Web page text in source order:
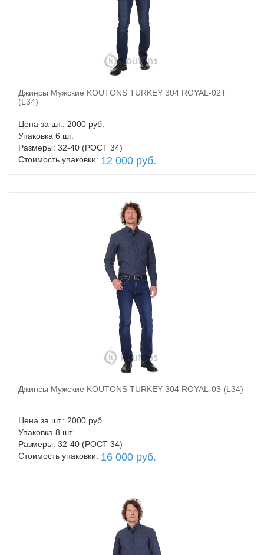
В корзину
Джинсы Мужские KOUTONS TURKEY 304 ROYAL-02T
(L34)
Цена за шт.: 2000 руб.
Упаковка 6 шт.
Размеры: 32-40 (РОСТ 34)
Стоимость упаковки: 12 000 руб.
В корзину
Джинсы Мужские KOUTONS TURKEY 304 ROYAL-03 (L34)
Цена за шт.: 2000 руб.
Упаковка 8 шт.
Размеры: 32-40 (РОСТ 34)
Стоимость упаковки: 16 000 руб.